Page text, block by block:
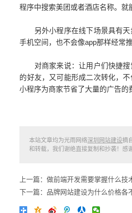
程序中搜索美团或者酒店名称。就
另外小程序在线下场景具有天
手机空间，也不会像app那样经常
对商家来说：让用户们快捷搜
的好友，又可能形成二次转化，
小程序为商家节省了大量的广告的
本站文章均为光雨网络深圳网站建设摘
和转载，我们谢绝直接复制和抄袭！感
上一篇：做前端开发需要掌握什么技
下一篇：品牌网站建设为什么价格各